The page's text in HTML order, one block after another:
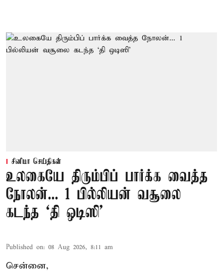
சினிமா செய்திகள்
உலகையே திரும்பிப் பார்க்க வைத்த
நோலன்... 1 பில்லியன் வசூலை
கடந்த ‘தி ஒடிஸி’
Published on: 08 Aug 2026, 8:11 am
சென்னை,